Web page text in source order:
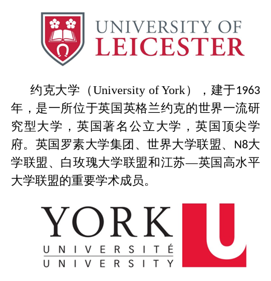
约克大学（University of York），建于1963
年，是一所位于英国英格兰约克的世界一流研
究型大学，英国著名公立大学，英国顶尖学
府。英国罗素大学集团、世界大学联盟、
N8大
学联盟、白玫瑰大学联盟和江苏—英国高水平
大学联盟的重要学术成员。